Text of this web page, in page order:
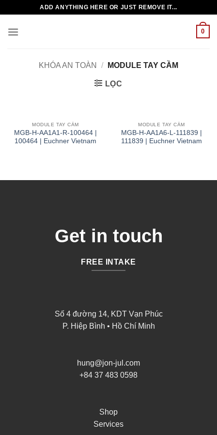
nội
ADD ANYTHING HERE OR JUST REMOVE IT...
0
KHÓA AN TOÀN / MODULE TAY CẦM
LỌC
MODULE TAY CẦM
MGB-H-AA1A1-R-100464 |
100464 | Euchner Vietnam
MODULE TAY CẦM
MGB-H-AA1A6-L-111839 |
111839 | Euchner Vietnam
Get in touch
FREE INTAKE
Số 4 đường 14, KDT Vạn Phúc
P. Hiệp Bình • Hồ Chí Minh
hung@jon-jul.com
+84 37 483 0598
Shop
Services